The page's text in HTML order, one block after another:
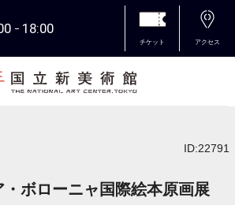
18:00
チケット アクセス
ID:22791
ボローニャ国際絵本原画展